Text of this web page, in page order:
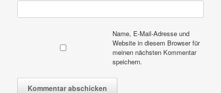
Name, E-Mail-Adresse und
Website in diesem Browser für
meinen nächsten Kommentar
speichern.